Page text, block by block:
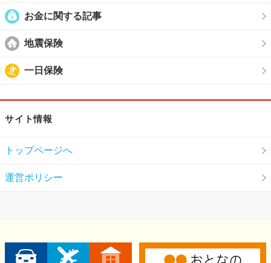
お金に関する記事
地震保険
一日保険
サイト情報
トップページへ
運営ポリシー